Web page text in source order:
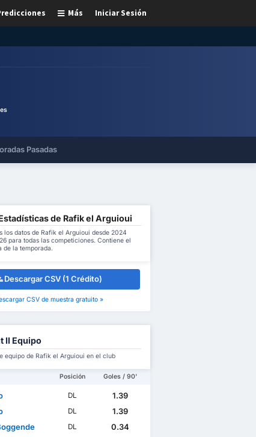
Iniciar Sesión
Más
Pasadas
de Rafik el Arguioui
los datos de Rafik el Arguioui desde 2024
para todas las competiciones. Contiene el
de la temporada.
Descargar CSV (1 Crédito)
CSV de muestra gratuito »
II Equipo
equipo de Rafik el Arguioui en el club
Posición Goles / 90'
DL
1.39
DL
1.39
DL
0.34